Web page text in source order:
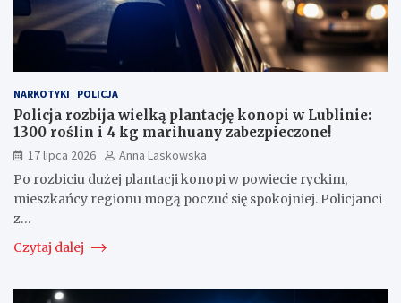
NARKOTYKI POLICJA
Policja rozbija wielką plantację konopi w Lublinie:
1300 roślin i 4 kg marihuany zabezpieczone!
17 lipca 2026
Anna Laskowska
Po rozbiciu dużej plantacji konopi w powiecie ryckim,
mieszkańcy regionu mogą poczuć się spokojniej. Policjanci
z…
Czytaj dalej